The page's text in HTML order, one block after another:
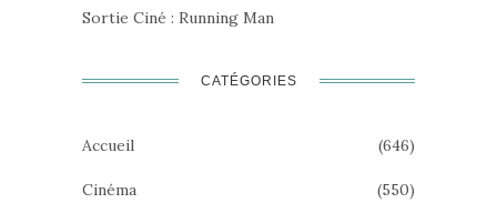
Sortie Ciné : Running Man
CATÉGORIES
Accueil (646)
Cinéma (550)